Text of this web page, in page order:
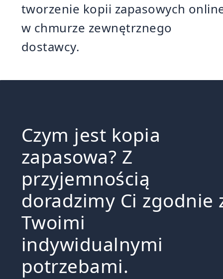
tworzenie kopii zapasowych
w chmurze zewnętrznego
dostawcy.
Czym jest kopia
zapasowa? Z
przyjemnością
doradzimy Ci zgodnie
Twoimi
indywidualnymi
potrzebami.